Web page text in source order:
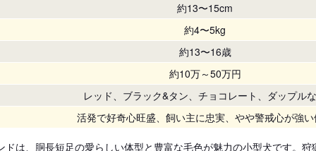
約13〜15cm
約4〜5kg
約13〜16歳
約10万～50万円
レッド、ブラック&タン、チョコレート、ダップル
活発で好奇心旺盛、飼い主に忠実、やや警戒心が強
ドは、胴長短足の愛らしい体型と豊富な毛色が魅力の小型犬です。